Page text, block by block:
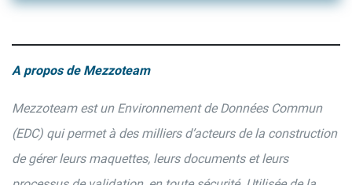
A propos de Mezzoteam
Mezzoteam est un Environnement de Données Commun
(EDC) qui permet à des milliers d’acteurs de la construction
de gérer leurs maquettes, leurs documents et leurs